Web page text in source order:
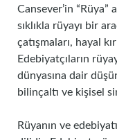
Cansever’in
sıklıkla rüyayı bir
çatışmaları, hayal
Edebiyatçıların
dünyasına dair
bilinçaltı ve kişisel
Rüyanın ve